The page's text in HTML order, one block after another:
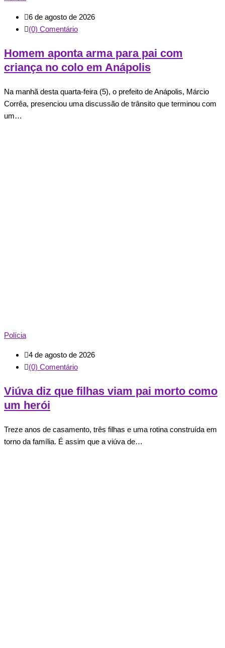
6 de agosto de 2026
(0) Comentário
Homem aponta arma para pai com
criança no colo em Anápolis
Na manhã desta quarta-feira (5), o prefeito de Anápolis, Márcio
Corrêa, presenciou uma discussão de trânsito que terminou com
um…
Polícia
4 de agosto de 2026
(0) Comentário
Viúva diz que filhas viam pai morto como
um herói
Treze anos de casamento, três filhas e uma rotina construída em
torno da família. É assim que a viúva de…